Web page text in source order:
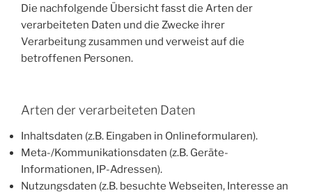
Die nachfolgende Übersicht fasst die Arten der
verarbeiteten Daten und die Zwecke ihrer
Verarbeitung zusammen und verweist auf die
betroffenen Personen.
Arten der verarbeiteten Daten
Inhaltsdaten (z.B. Eingaben in Onlineformularen).
Meta-/Kommunikationsdaten (z.B. Geräte-
Informationen, IP-Adressen).
Nutzungsdaten (z.B. besuchte Webseiten, Interesse an